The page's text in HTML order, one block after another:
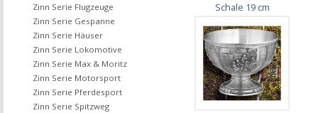
Schale 19 cm
Zinn Serie Flugzeuge
Zinn Serie Gespanne
Zinn Serie Häuser
Zinn Serie Lokomotive
Zinn Serie Max & Moritz
Zinn Serie Motorsport
Zinn Serie Pferdesport
Zinn Serie Spitzweg